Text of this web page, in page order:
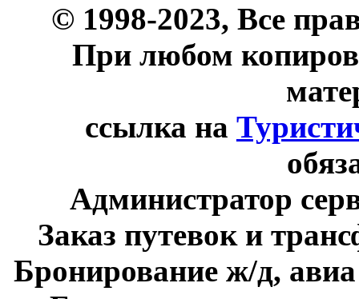
© 1998-2023, Все
При любом
ссылка на
Администратор
Заказ путевок и
Бронирование ж/д,